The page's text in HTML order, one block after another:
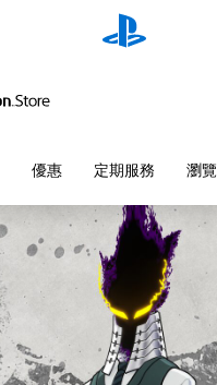
優惠 定期服務 瀏覽